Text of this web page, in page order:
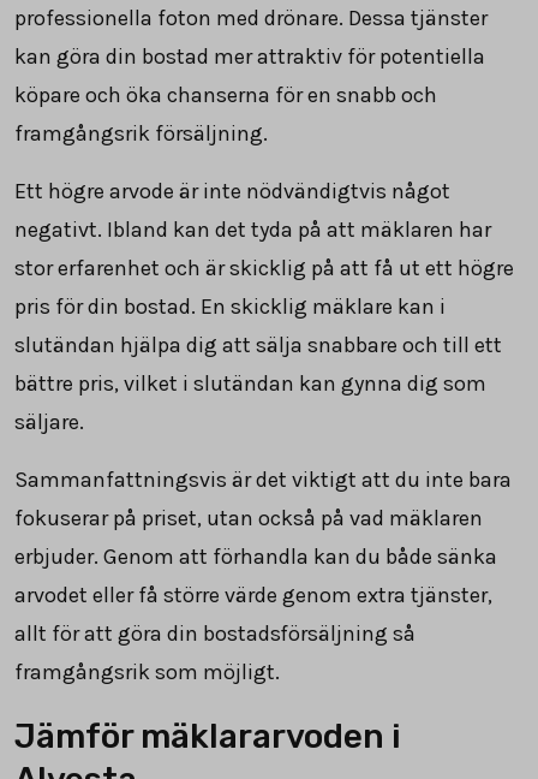
professionella foton med drönare. Dessa tjänster
kan göra din bostad mer attraktiv för potentiella
köpare och öka chanserna för en snabb och
framgångsrik försäljning.
Ett högre arvode är inte nödvändigtvis något
negativt. Ibland kan det tyda på att mäklaren har
stor erfarenhet och är skicklig på att få ut ett högre
pris för din bostad. En skicklig mäklare kan i
slutändan hjälpa dig att sälja snabbare och till ett
bättre pris, vilket i slutändan kan gynna dig som
säljare.
Sammanfattningsvis är det viktigt att du inte bara
fokuserar på priset, utan också på vad mäklaren
erbjuder. Genom att förhandla kan du både sänka
arvodet eller få större värde genom extra tjänster,
allt för att göra din bostadsförsäljning så
framgångsrik som möjligt.
Jämför mäklararvoden i